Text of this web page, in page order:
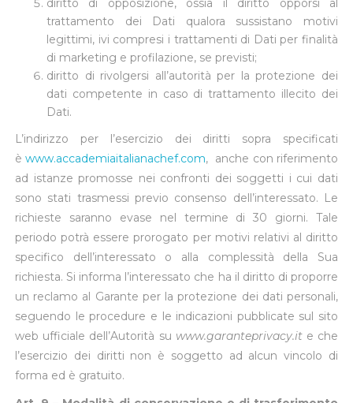
diritto di opposizione, ossia il diritto opporsi al
trattamento dei Dati qualora sussistano motivi
legittimi, ivi compresi i trattamenti di Dati per finalità
di marketing e profilazione, se previsti;
diritto di rivolgersi all’autorità per la protezione dei
dati competente in caso di trattamento illecito dei
Dati.
L’indirizzo per l’esercizio dei diritti sopra specificati
èwww.accademiaitalianachef.com, anche con riferimento
ad istanze promosse nei confronti dei soggetti i cui dati
sono stati trasmessi previo consenso dell’interessato. Le
richieste saranno evase nel termine di 30 giorni. Tale
periodo potrà essere prorogato per motivi relativi al diritto
specifico dell’interessato o alla complessità della Sua
richiesta. Si informa l’interessato che ha il diritto di proporre
un reclamo al Garante per la protezione dei dati personali,
seguendo le procedure e le indicazioni pubblicate sul sito
web ufficiale dell’Autorità su www.garanteprivacy.ite che
l’esercizio dei diritti non è soggetto ad alcun vincolo di
forma ed è gratuito.